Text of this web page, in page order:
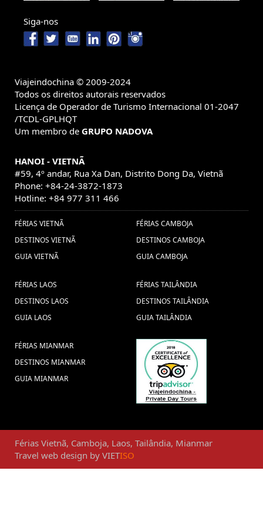
Siga-nos
Viajeindochina © 2009-2024
Todos os direitos autorais reservados
Licença de Operador de Turismo Internacional 01-2047
/TCDL-GPLHQT
Um membro de GRUPO NADOVA
HANOI - VIETNÃ
#59, 4º andar, Rua Xa Dan, Distrito Dong Da, Vietnã
Phone: +84-24-3872-1873
Hotline: +84 977 311 466
FÉRIAS VIETNÃ
DESTINOS VIETNÃ
GUIA VIETNÃ
FÉRIAS CAMBOJA
DESTINOS CAMBOJA
GUIA CAMBOJA
FÉRIAS LAOS
DESTINOS LAOS
GUIA LAOS
FÉRIAS TAILÂNDIA
DESTINOS TAILÂNDIA
GUIA TAILÂNDIA
FÉRIAS MIANMAR
DESTINOS MIANMAR
GUIA MIANMAR
Férias Vietnã, Camboja, Laos, Tailândia, Mianmar
Travel web design by VIETISO